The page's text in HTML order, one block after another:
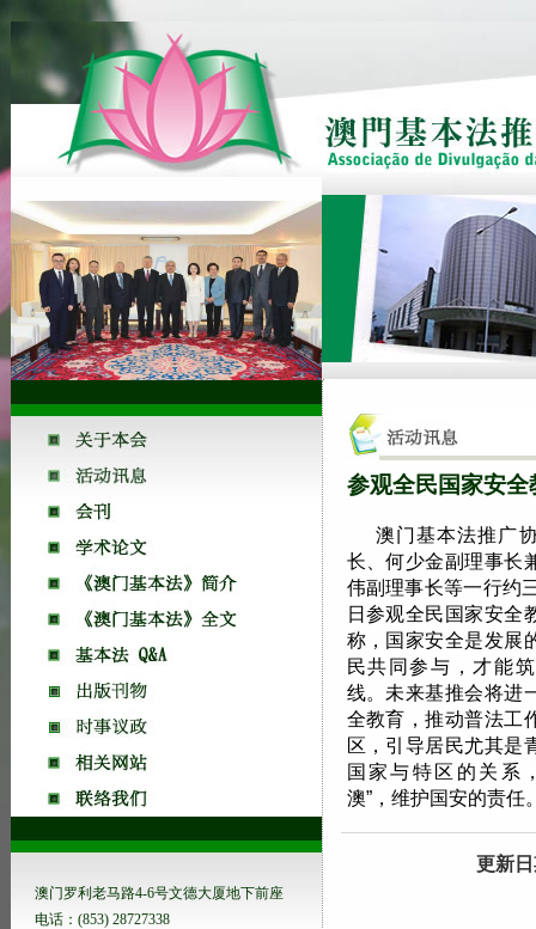
澳门罗利老马路4-6号文德大厦地下前座
电话：(853) 28727338
参观全民国家安全
澳门基本法推广
长、何少金副理事长
伟副理事长等一行约
日参观全民国家安全
称，国家安全是发展
民共同参与，才能
线。未来基推会将进
全教育，推动普法工
区，引导居民尤其是
国家与特区的关系
澳”，维护国安的责任
更新